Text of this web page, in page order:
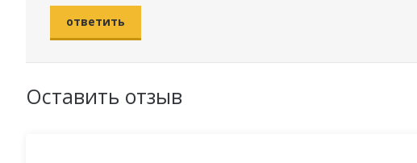
ответить
Оставить отзыв